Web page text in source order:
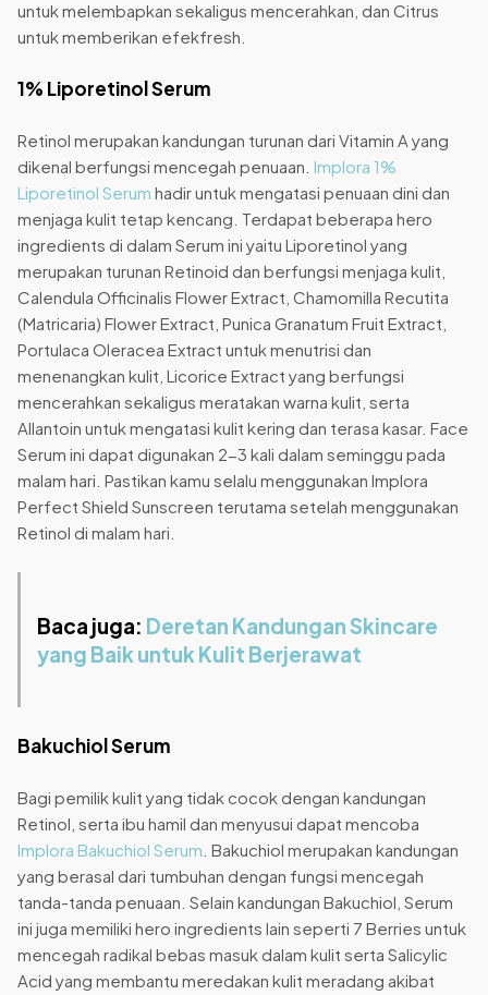
untuk melembapkan sekaligus mencerahkan, dan Citrus
untuk memberikan efekfresh.
1% Liporetinol Serum
Retinol merupakan kandungan turunan dari Vitamin A yang
dikenal berfungsi mencegah penuaan. Implora 1%
Liporetinol Serum hadir untuk mengatasi penuaan dini dan
menjaga kulit tetap kencang. Terdapat beberapa hero
ingredients di dalam Serum ini yaitu Liporetinol yang
merupakan turunan Retinoid dan berfungsi menjaga kulit,
Calendula Officinalis Flower Extract, Chamomilla Recutita
(Matricaria) Flower Extract, Punica Granatum Fruit Extract,
Portulaca Oleracea Extract untuk menutrisi dan
menenangkan kulit, Licorice Extract yang berfungsi
mencerahkan sekaligus meratakan warna kulit, serta
Allantoin untuk mengatasi kulit kering dan terasa kasar. Face
Serum ini dapat digunakan 2-3 kali dalam seminggu pada
malam hari. Pastikan kamu selalu menggunakan Implora
Perfect Shield Sunscreen terutama setelah menggunakan
Retinol di malam hari.
Baca juga: Deretan Kandungan Skincare
yang Baik untuk Kulit Berjerawat
Bakuchiol Serum
Bagi pemilik kulit yang tidak cocok dengan kandungan
Retinol, serta ibu hamil dan menyusui dapat mencoba
Implora Bakuchiol Serum . Bakuchiol merupakan kandungan
yang berasal dari tumbuhan dengan fungsi mencegah
tanda-tanda penuaan. Selain kandungan Bakuchiol, Serum
ini juga memiliki hero ingredients lain seperti 7 Berries untuk
mencegah radikal bebas masuk dalam kulit serta Salicylic
Acid yang membantu meredakan kulit meradang akibat